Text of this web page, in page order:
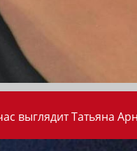
выглядит Татьяна